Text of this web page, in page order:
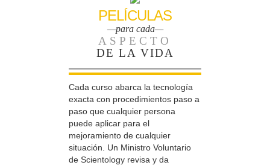
PELÍCULAS
—para cada—
ASPECTO
DE LA VIDA
Cada curso abarca la tecnología
exacta con procedimientos paso a
paso que cualquier persona
puede aplicar para el
mejoramiento de cualquier
situación. Un Ministro Voluntario
de Scientology revisa y da